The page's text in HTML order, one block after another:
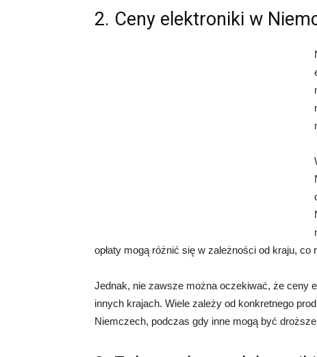
2. Ceny elektroniki w
opłaty mogą różnić się w zależności od kraju, co
Jednak, nie zawsze można oczekiwać, że ceny
innych krajach. Wiele zależy od konkretnego
Niemczech, podczas gdy inne mogą być